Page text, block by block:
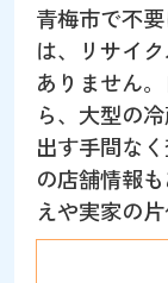
青梅市で不
は、リサイ
ありません
ら、大型の
出す手間な
の店舗情報
えや実家の